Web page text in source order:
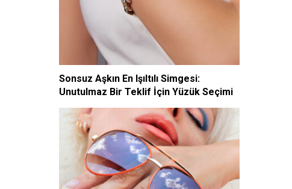
Sonsuz Aşkın En Işıltılı Simgesi:
Unutulmaz Bir Teklif İçin Yüzük Seçimi